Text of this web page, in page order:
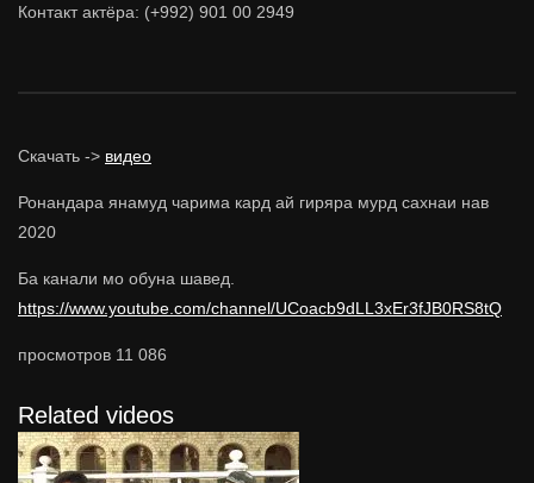
Контакт актёра: (+992) 901 00 2949
Скачать -> видео
Ронандара янамуд чарима кард ай гиряра мурд сахнаи нав
2020
Ба канали мо обуна шавед.
https://www.youtube.com/channel/UCoacb9dLL3xEr3fJB0RS8tQ
просмотров 11 086
Related videos